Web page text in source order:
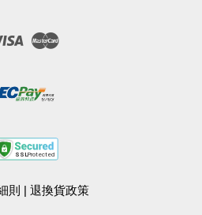
Visa
則 | 退換貨政策